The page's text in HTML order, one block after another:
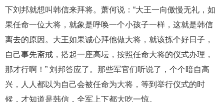
下刘邦就想叫韩信来拜将。萧何说：“大王一向傲慢无礼，如
果任命一位大将，就象是呼唤一个小孩子一样，这就是韩信
离去的原因。大王如果诚心拜他做大将，就该拣个好日子，
自己事先斋戒，搭起一座高坛，按照任命大将的仪式办理，
那才行啊！” 刘邦答应了。那些军官们听说了，个个暗自高
兴，人人都以为自己会被任命为大将，等到举行仪式的时
候，才知道是韩信，全军上下都大吃一惊。